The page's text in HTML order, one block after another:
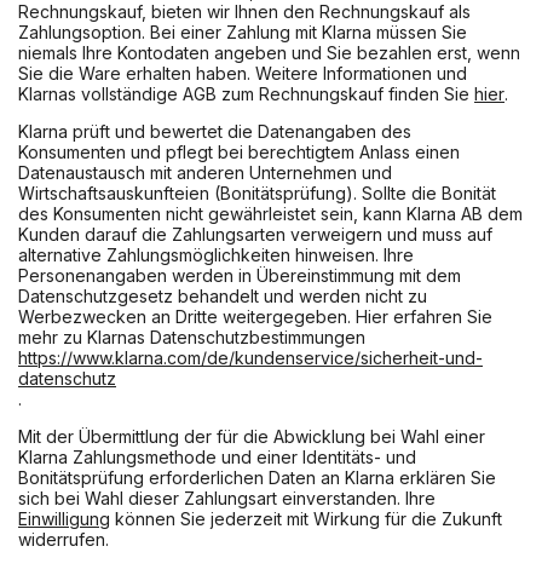
Rechnungskauf, bieten wir Ihnen den Rechnungskauf als
Zahlungsoption. Bei einer Zahlung mit Klarna müssen Sie
niemals Ihre Kontodaten angeben und Sie bezahlen erst, wenn
Sie die Ware erhalten haben. Weitere Informationen und
Klarnas vollständige AGB zum Rechnungskauf finden Sie hier.
Klarna prüft und bewertet die Datenangaben des
Konsumenten und pflegt bei berechtigtem Anlass einen
Datenaustausch mit anderen Unternehmen und
Wirtschaftsauskunfteien (Bonitätsprüfung). Sollte die Bonität
des Konsumenten nicht gewährleistet sein, kann Klarna AB dem
Kunden darauf die Zahlungsarten verweigern und muss auf
alternative Zahlungsmöglichkeiten hinweisen. Ihre
Personenangaben werden in Übereinstimmung mit dem
Datenschutzgesetz behandelt und werden nicht zu
Werbezwecken an Dritte weitergegeben. Hier erfahren Sie
mehr zu Klarnas Datenschutzbestimmungen
https://www.klarna.com/de/kundenservice/sicherheit-und-
datenschutz
.
Mit der Übermittlung der für die Abwicklung bei Wahl einer
Klarna Zahlungsmethode und einer Identitäts- und
Bonitätsprüfung erforderlichen Daten an Klarna erklären Sie
sich bei Wahl dieser Zahlungsart einverstanden. Ihre
Einwilligung können Sie jederzeit mit Wirkung für die Zukunft
widerrufen.